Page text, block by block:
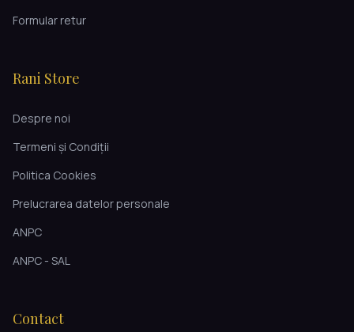
Formular retur
Rani Store
Despre noi
Termeni și Condiții
Politica Cookies
Prelucrarea datelor personale
ANPC
ANPC - SAL
Contact